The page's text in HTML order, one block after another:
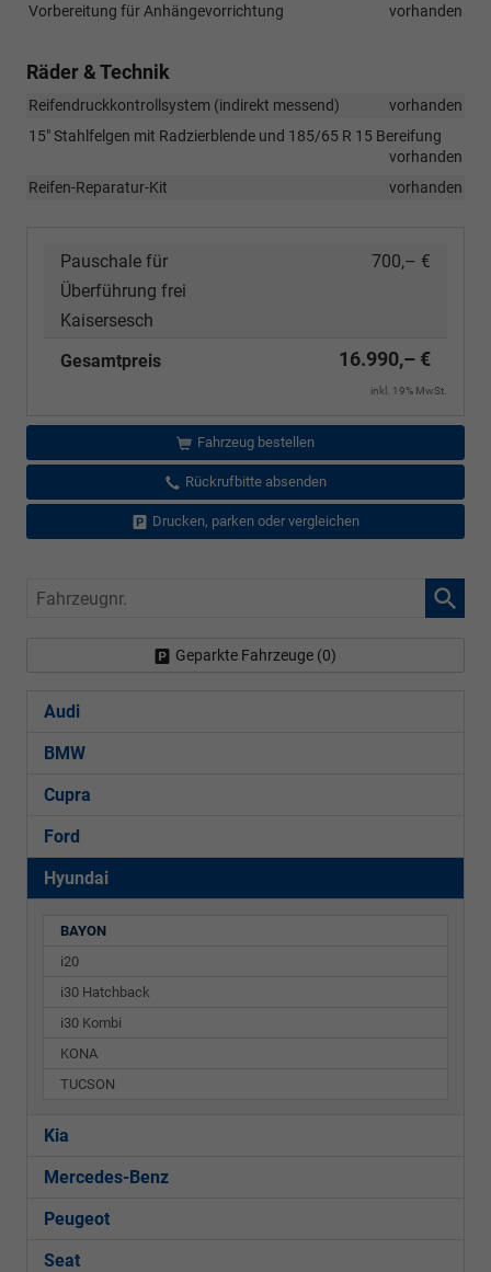
Vorbereitung für Anhängevorrichtung
vorhanden
Räder & Technik
Reifendruckkontrollsystem (indirekt messend)
vorhanden
15" Stahlfelgen mit Radzierblende und 185/65 R 15 Bereifung
vorhanden
Reifen-Reparatur-Kit
vorhanden
Pauschale für
Überführung frei
Kaisersesch
700,– €
Gesamtpreis 16.990,– €
inkl. 19% MwSt.
Fahrzeug bestellen
Rückrufbitte absenden
Drucken, parken oder vergleichen
Fahrzeugnr.
Geparkte Fahrzeuge (0)
Audi
BMW
Cupra
Ford
Hyundai
BAYON
i20
i30 Hatchback
i30 Kombi
KONA
TUCSON
Kia
Mercedes-Benz
Peugeot
Seat